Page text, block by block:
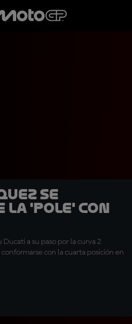
se
la 'pole' con
a su paso por la curva 2
con la cuarta posición en